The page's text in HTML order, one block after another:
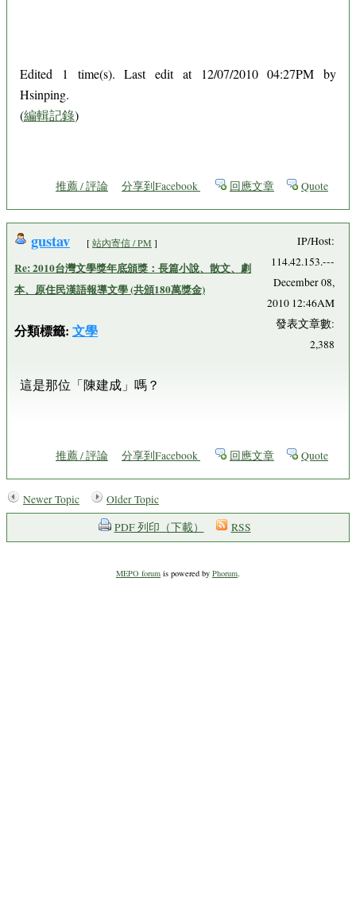
Edited 1 time(s). Last edit at 12/07/2010 04:27PM by
Hsinping.
(編輯記錄)
推薦 / 評論 分享到Facebook 回應文章 Quote
gustav [站內寄信 / PM ]
Re: 2010台灣文學獎年底頒獎：長篇小說、散文、劇
本、原住民漢語報導文學 (共頒180萬獎金)
分類標籤: 文學
IP/Host:
114.42.153.---
December 08,
2010 12:46AM
發表文章數:
2,388
這是那位「陳建成」嗎？
推薦 / 評論 分享到Facebook 回應文章 Quote
Newer Topic
Older Topic
PDF 列印（下載）
RSS
MEPO forum is powered by Phorum.